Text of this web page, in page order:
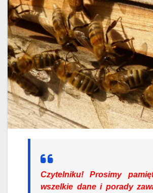
Czytelniku! Prosimy
wszelkie dane i porady